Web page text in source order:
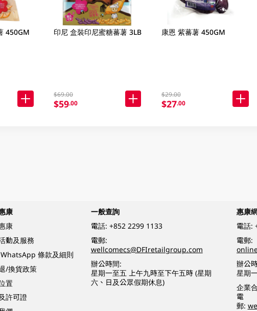
450GM 印尼 盒裝印尼蜜糖蕃薯 3LB
$69.00
$59.00
康恩 紫蕃薯 450GM
$29.00
$27.00
康
康
動及服務
條款及細則
/換貨政策
置
許可證
一般查詢
電話: +852 2299 1133
電郵:
wellcomecs@DFIretailgroup.com
辦公時間:
星期一至五 上午九時至下午五時 (星期
六、日及公眾假期休息)
惠康
電話:
電郵:
辦公
星期
企業
電
郵: